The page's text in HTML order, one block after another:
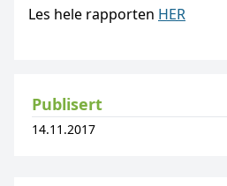
Les hele rapporten HER
Publisert
14.11.2017